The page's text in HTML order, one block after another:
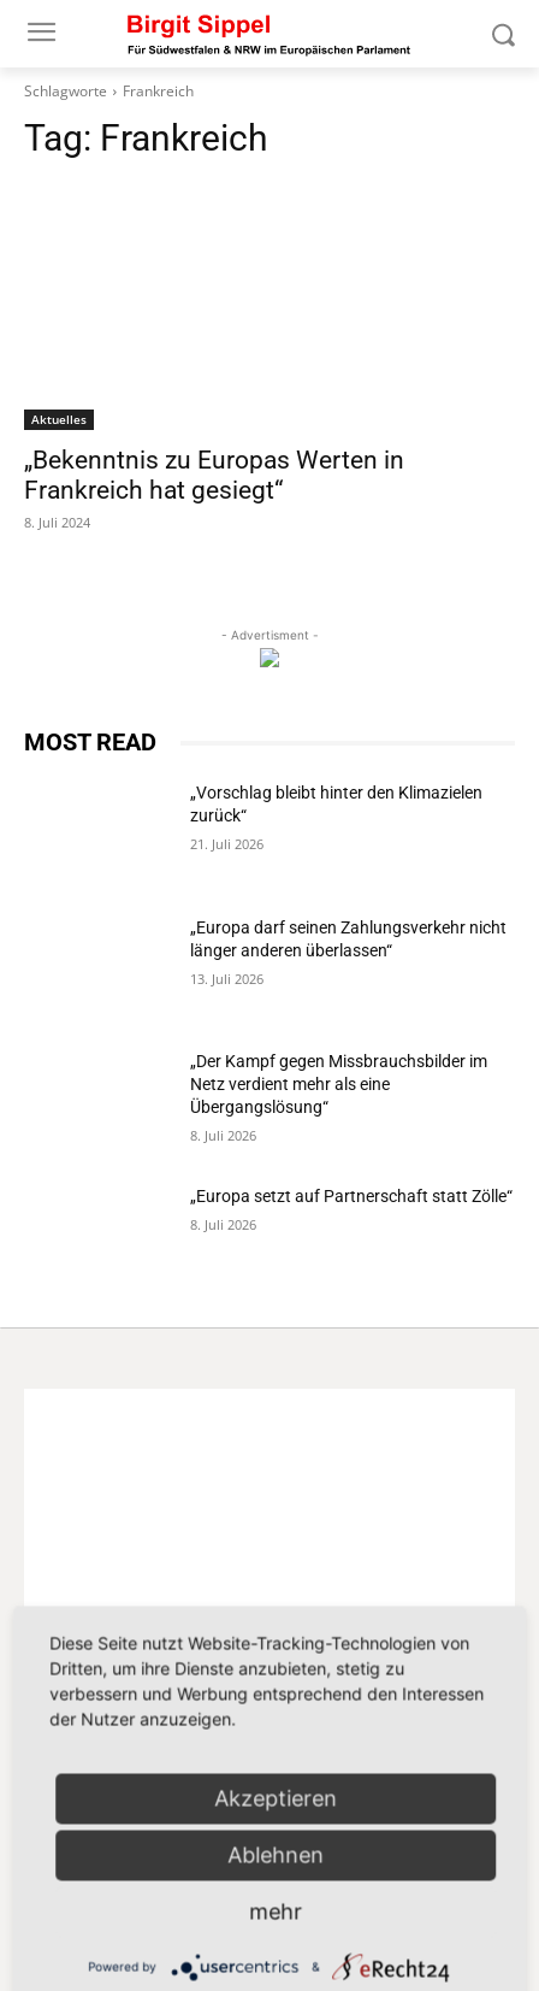
Schlagworte Frankreich
Tag: Frankreich
Aktuelles
„Bekenntnis zu Europas Werten in
Frankreich hat gesiegt“
8. Juli 2024
- Advertisment -
MOST READ
„Vorschlag bleibt hinter den Klimazielen
zurück“
21. Juli 2026
„Europa darf seinen Zahlungsverkehr nicht
länger anderen überlassen“
13. Juli 2026
„Der Kampf gegen Missbrauchsbilder im
Netz verdient mehr als eine
Übergangslösung“
8. Juli 2026
„Europa setzt auf Partnerschaft statt Zölle“
8. Juli 2026
Delegation der SPD-Abgeordneten in der
S&D Fraktion
Mehr auf der SPD-Europa Webseite
Diese Seite nutzt Website-Tracking-Technologien von
Dritten, um ihre Dienste anzubieten, stetig zu
verbessern und Werbung entsprechend den Interessen
der Nutzer anzuzeigen.
Akzeptieren
Ablehnen
mehr
Powered by &